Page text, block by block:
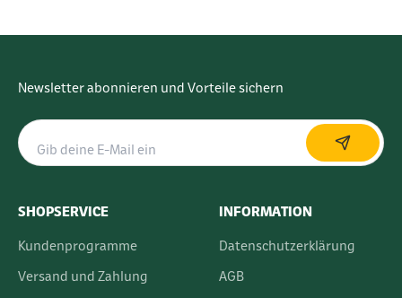
Newsletter abonnieren und Vorteile sichern
SHOPSERVICE
Kundenprogramme
Versand und Zahlung
INFORMATION
Datenschutzerklärung
AGB